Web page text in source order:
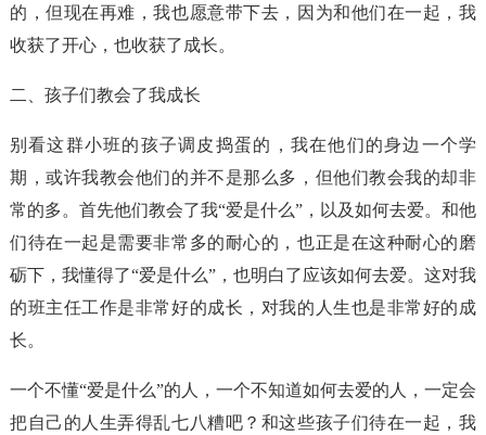
的，但现在再难，我也愿意带下去，因为和他们在一起，我
收获了开心，也收获了成长。
二、孩子们教会了我成长
别看这群小班的孩子调皮捣蛋的，我在他们的身边一个学
期，或许我教会他们的并不是那么多，但他们教会我的却非
常的多。首先他们教会了我“爱是什么”，以及如何去爱。和他
们待在一起是需要非常多的耐心的，也正是在这种耐心的磨
砺下，我懂得了“爱是什么”，也明白了应该如何去爱。这对我
的班主任工作是非常好的成长，对我的人生也是非常好的成
长。
一个不懂“爱是什么”的人，一个不知道如何去爱的人，一定会
把自己的人生弄得乱七八糟吧？和这些孩子们待在一起，我